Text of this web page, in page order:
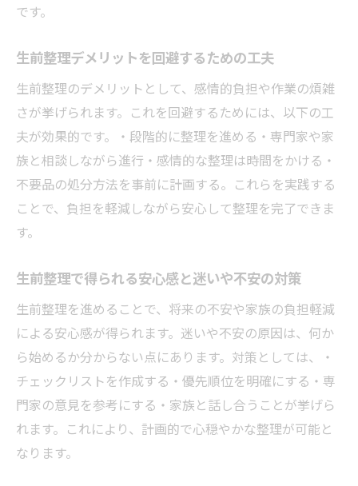
です。
生前整理デメリットを回避するための工夫
生前整理のデメリットとして、感情的負担や作業の煩雑
さが挙げられます。これを回避するためには、以下の工
夫が効果的です。・段階的に整理を進める・専門家や家
族と相談しながら進行・感情的な整理は時間をかける・
不要品の処分方法を事前に計画する。これらを実践する
ことで、負担を軽減しながら安心して整理を完了できま
す。
生前整理で得られる安心感と迷いや不安の対策
生前整理を進めることで、将来の不安や家族の負担軽減
による安心感が得られます。迷いや不安の原因は、何か
ら始めるか分からない点にあります。対策としては、・
チェックリストを作成する・優先順位を明確にする・専
門家の意見を参考にする・家族と話し合うことが挙げら
れます。これにより、計画的で心穏やかな整理が可能と
なります。